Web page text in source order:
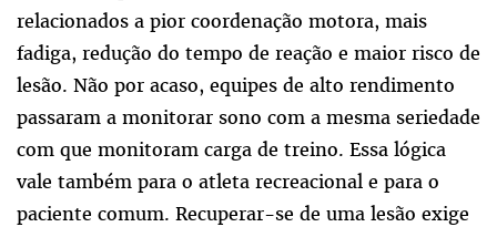
relacionados a pior coordenação motora, mais
fadiga, redução do tempo de reação e maior risco de
lesão. Não por acaso, equipes de alto rendimento
passaram a monitorar sono com a mesma seriedade
com que monitoram carga de treino. Essa lógica
vale também para o atleta recreacional e para o
paciente comum. Recuperar-se de uma lesão exige